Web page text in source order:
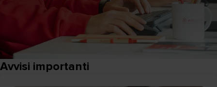
Avvisi importanti